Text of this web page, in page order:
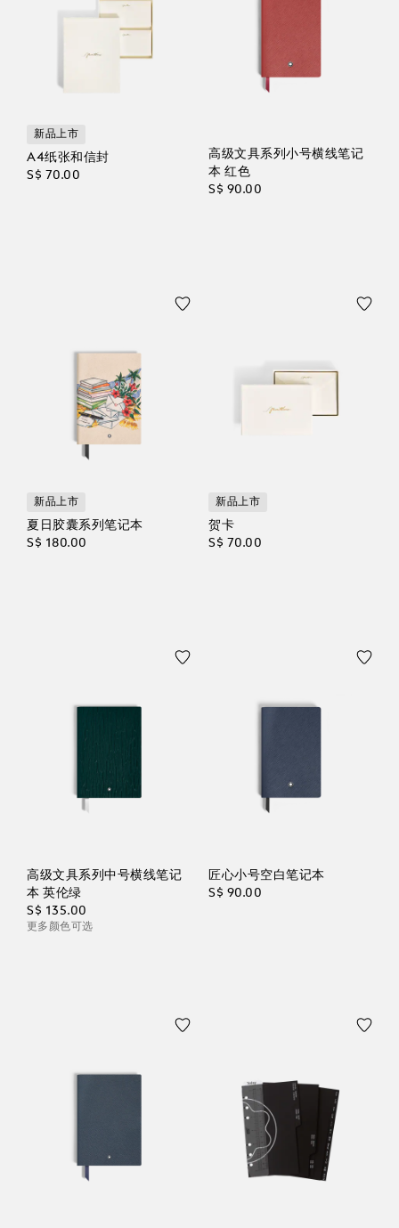
新品上市
A4纸张和信封
S$ 70.00
高级文具系列小号横线笔记
本 红色
S$ 90.00
新品上市
夏日胶囊系列笔记本
S$ 180.00
新品上市
贺卡
S$ 70.00
高级文具系列中号横线笔记
本 英伦绿
S$ 135.00
更多颜色可选
匠心小号空白笔记本
S$ 90.00